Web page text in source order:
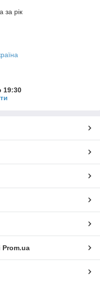
за рік
19:30
Prom.ua